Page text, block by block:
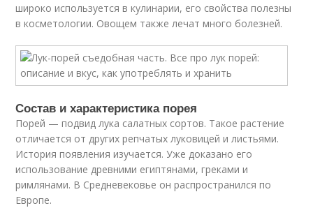
широко используется в кулинарии, его свойства полезны
в косметологии. Овощем также лечат много болезней.
Состав и характеристика порея
Порей — подвид лука салатных сортов. Такое растение
отличается от других репчатых луковицей и листьями.
История появления изучается. Уже доказано его
использование древними египтянами, греками и
римлянами. В Средневековье он распространился по
Европе.